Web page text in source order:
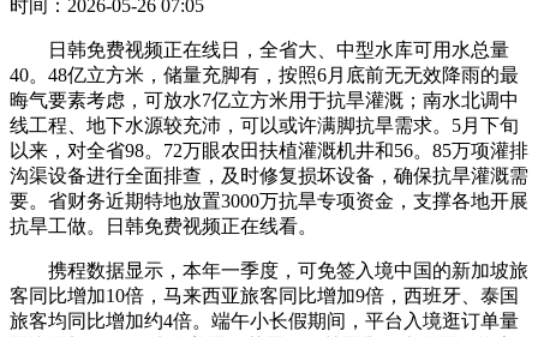
时间：2026-05-26 07:05
日韩免费视频正在线日，全省大、中型水库可用水总量
40。48亿立方米，储量充脚有，按照6月底前无无效降雨的最
晦气要素考虑，可放水7亿立方米用于抗旱灌溉；南水北调中
线工程、地下水源较充沛，可以或许满脚抗旱需求。5月下旬
以来，对全省98。72万眼农田扶植灌溉机井和56。85万项灌排
沟渠设备进行全面排查，及时修复损坏设备，确保抗旱灌溉需
要。省财务近期特地放置3000万抗旱专项资金，支撑各地开展
抗旱工做。日韩免费视频正在线看。
携程数据显示，本年一季度，可免签入境中国的新加坡旅
客同比增加10倍，马来西亚旅客同比增加9倍，西班牙、泰国
旅客均同比增加约4倍。端午小长假期间，平台入境逛订单量